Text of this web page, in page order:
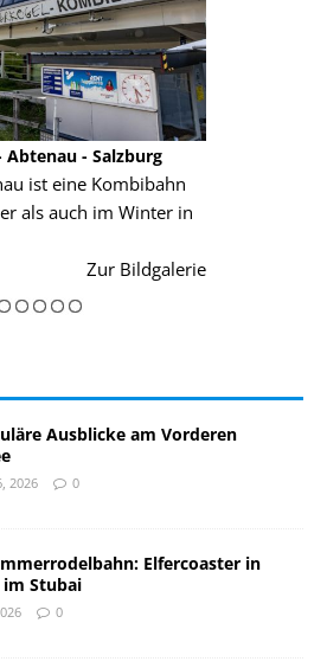
- Salzburg
ist eine Kombibahn
als auch im Winter in
Zur Bildgalerie
Ausblicke am Vorderen
2026 0
Elfercoaster in
Stubai
0